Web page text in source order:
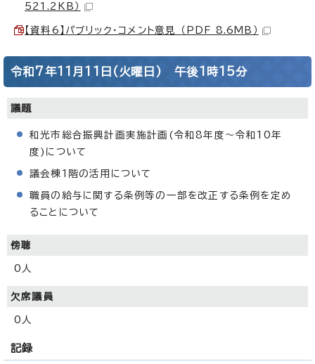
521.2KB）
【資料6】パブリック・コメント意見 （PDF 8.6MB）
令和7年11月11日(火曜日) 午後1時15分
議題
和光市総合振興計画実施計画(令和8年度～令和10年
度)について
議会棟1階の活用について
職員の給与に関する条例等の一部を改正する条例を定め
ることについて
傍聴
0人
欠席議員
0人
記録